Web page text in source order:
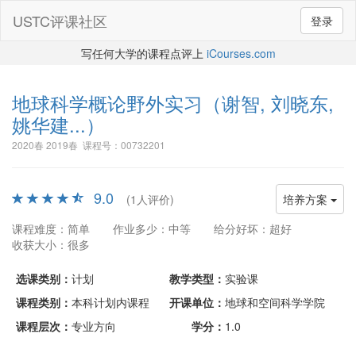
登录
USTC评课社区
写任何大学的课程点评上 iCourses.com
地球科学概论野外实习 （谢智, 刘晓东,
姚华建...）
2020春 2019春 课程号：00732201
培养方案
9.0
(1人评价)
课程难度：简单
作业多少：中等
给分好坏：超好
收获大小：很多
选课类别： 计划 教学类型： 实验课
课程类别： 本科计划内课程 开课单位： 地球和空间科学学院
课程层次： 专业方向 学分： 1.0